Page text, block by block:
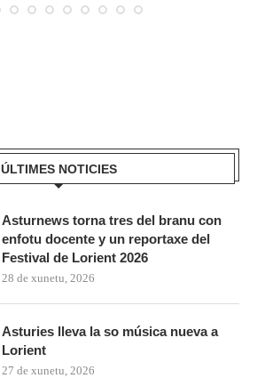
ÚLTIMES NOTICIES
Asturnews torna tres del branu con
enfotu docente y un reportaxe del
Festival de Lorient 2026
28 de xunetu, 2026
Asturies lleva la so música nueva a
Lorient
27 de xunetu, 2026